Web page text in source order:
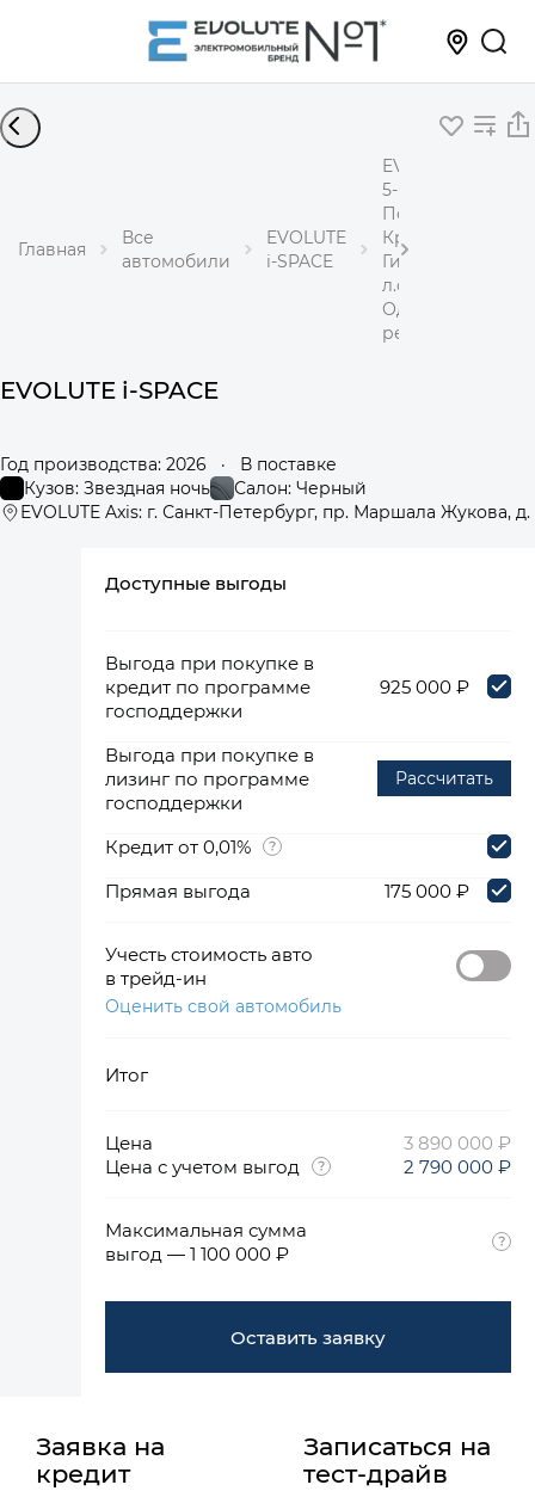
Главная
Все
автомобили
EVOLUTE
i-SPACE
EVOLUTE i-SPACE
5-местный
Полный привод
Кроссовер
Гибрид 1,5 л 367
л.с.
редуктор
EVOLUTE i-SPACE
Год производства: 2026 ·
В поставке
Кузов: Звездная ночь
Салон: Черный
EVOLUTE Axis: г. Санкт-Петербург, пр. Маршала Жукова, д.
Доступные выгоды
Выгода при покупке в
кредит по программе
господдержки
925 000 ₽
Выгода при покупке в
лизинг по программе
господдержки
Рассчитать
Кредит от 0,01%
Прямая выгода
175 000 ₽
Учесть стоимость авто
в трейд-ин
Оценить свой автомобиль
Итог
Цена
3 890 000 ₽
Цена с учетом выгод
2 790 000 ₽
Максимальная сумма
выгод — 1 100 000 ₽
Оставить заявку
Заявка на
кредит
Записаться на
тест-драйв